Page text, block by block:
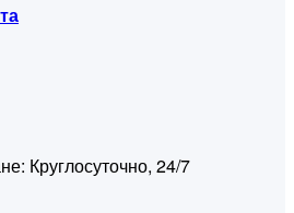
Круглосуточно, 24/7